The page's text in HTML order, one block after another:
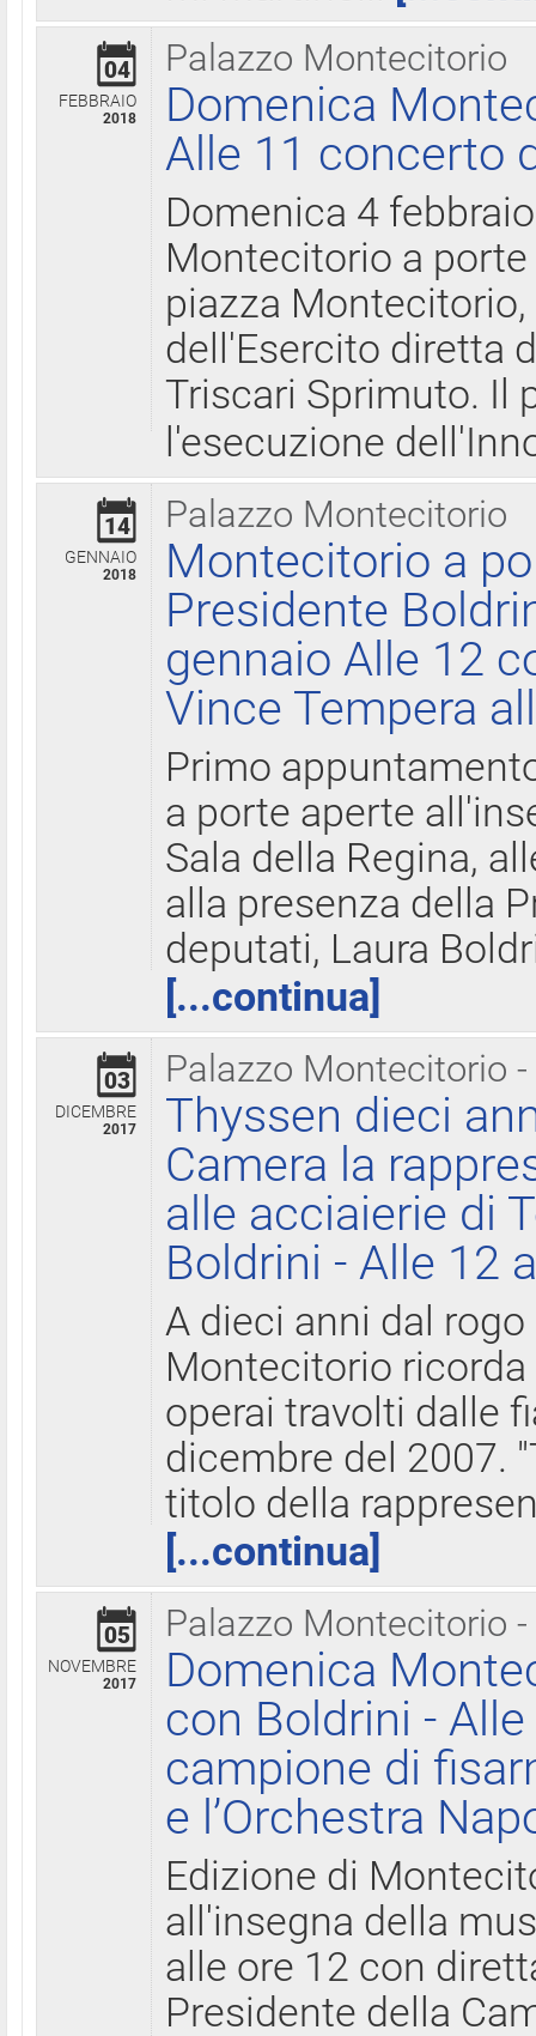
Palazzo Montecitorio
04
FEBBRAIO
2018
Domenica
Alle 11 concerto
Domenica 4
Montecitorio a
piazza
dell'Esercito diretta
Triscari Sprimuto. Il
l'esecuzione
Palazzo Montecitorio
14
GENNAIO
2018
Montecitorio a
Presidente
gennaio Alle 12
Vince Tempera
Primo
a porte aperte
Sala della Regina,
alla presenza della
deputati, Laura
[...continua]
Palazzo Montecitorio
03
DICEMBRE
2017
Thyssen dieci
Camera la
alle acciaierie di
Boldrini - Alle 12
A dieci anni dal
Montecitorio
operai travolti dalle
dicembre del 2007.
titolo della
[...continua]
Palazzo Montecitorio
05
NOVEMBRE
2017
Domenica
con Boldrini -
campione di
e l’Orchestra
Edizione di
all'insegna della
alle ore 12 con
Presidente della